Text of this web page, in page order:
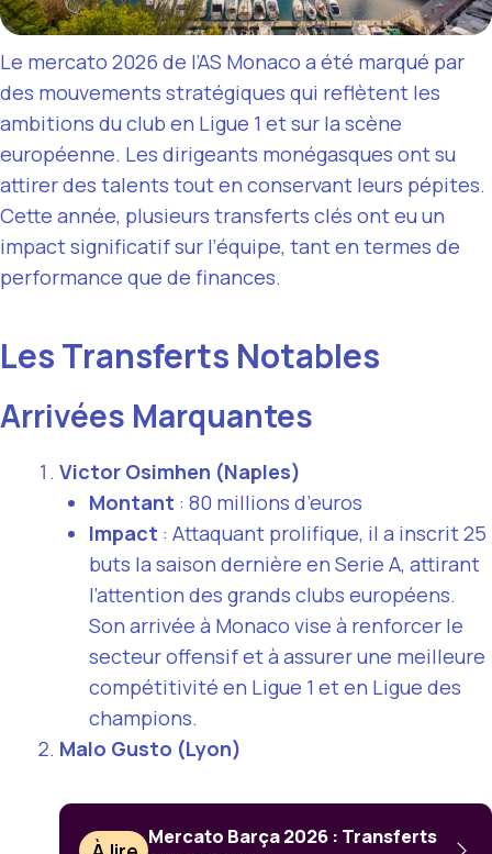
Le mercato 2026 de l’AS Monaco a été marqué par
des mouvements stratégiques qui reflètent les
ambitions du club en Ligue 1 et sur la scène
européenne. Les dirigeants monégasques ont su
attirer des talents tout en conservant leurs pépites.
Cette année, plusieurs transferts clés ont eu un
impact significatif sur l’équipe, tant en termes de
performance que de finances.
Les Transferts Notables
Arrivées Marquantes
Victor Osimhen (Naples)
Montant : 80 millions d’euros
Impact : Attaquant prolifique, il a inscrit 25
buts la saison dernière en Serie A, attirant
l’attention des grands clubs européens.
Son arrivée à Monaco vise à renforcer le
secteur offensif et à assurer une meilleure
compétitivité en Ligue 1 et en Ligue des
champions.
Malo Gusto (Lyon)
Mercato Barça 2026 : Transferts